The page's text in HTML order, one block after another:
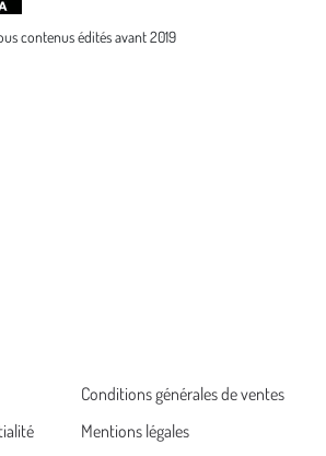
contenus édités avant 2019
Conditions générales de ventes
Mentions légales